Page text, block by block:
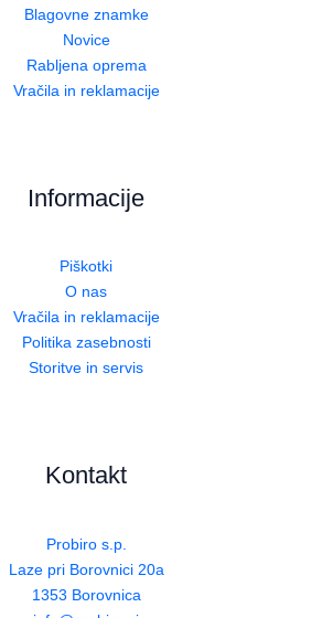
Blagovne znamke
Novice
Rabljena oprema
Vračila in reklamacije
Informacije
Piškotki
O nas
Vračila in reklamacije
Politika zasebnosti
Storitve in servis
Kontakt
Probiro s.p.
Laze pri Borovnici 20a
1353 Borovnica